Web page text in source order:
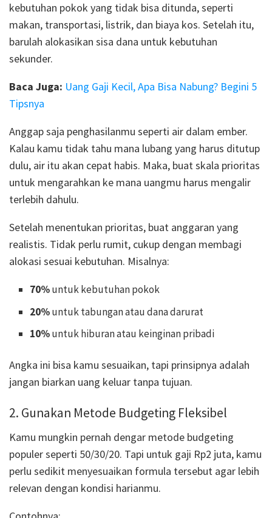
kebutuhan pokok yang tidak bisa ditunda, seperti
makan, transportasi, listrik, dan biaya kos. Setelah itu,
barulah alokasikan sisa dana untuk kebutuhan
sekunder.
Baca Juga: Uang Gaji Kecil, Apa Bisa Nabung? Begini 5
Tipsnya
Anggap saja penghasilanmu seperti air dalam ember.
Kalau kamu tidak tahu mana lubang yang harus ditutup
dulu, air itu akan cepat habis. Maka, buat skala prioritas
untuk mengarahkan ke mana uangmu harus mengalir
terlebih dahulu.
Setelah menentukan prioritas, buat anggaran yang
realistis. Tidak perlu rumit, cukup dengan membagi
alokasi sesuai kebutuhan. Misalnya:
70%untuk kebutuhan pokok
20%untuk tabungan atau dana darurat
10%untuk hiburan atau keinginan pribadi
Angka ini bisa kamu sesuaikan, tapi prinsipnya adalah
jangan biarkan uang keluar tanpa tujuan.
2. Gunakan Metode Budgeting Fleksibel
Kamu mungkin pernah dengar metode budgeting
populer seperti 50/30/20. Tapi untuk gaji Rp2 juta, kamu
perlu sedikit menyesuaikan formula tersebut agar lebih
relevan dengan kondisi harianmu.